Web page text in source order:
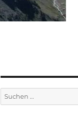
Suchen
nach: